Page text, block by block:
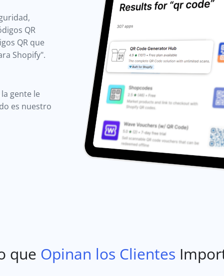
QR
QR que
Shopify".
gente le
es nuestro
que Opinan los Clientes